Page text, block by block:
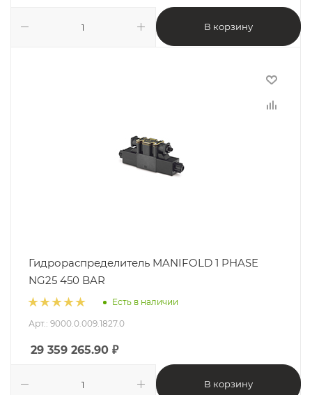
В корзину
Гидрораспределитель MANIFOLD 1 PHASE
NG25 450 BAR
Есть в наличии
Арт.: 9000.0.009.1827.0
29 359 265.90 ₽
В корзину